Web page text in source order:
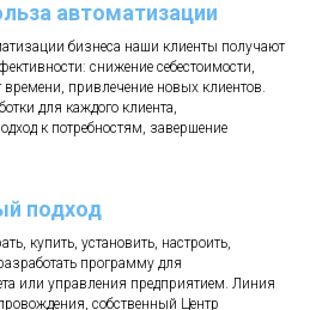
автоматизации
бизнеса наши клиенты получают
снижение себестоимости,
привлечение новых клиентов.
для каждого клиента,
к потребностям, завершение
подход
купить, установить, настроить,
программу для
или управления предприятием. Линия
собственный Центр